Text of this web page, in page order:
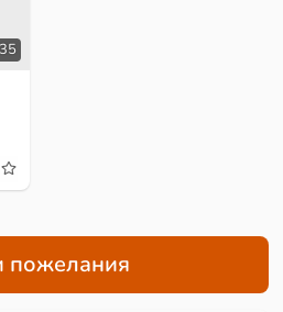
пожелания